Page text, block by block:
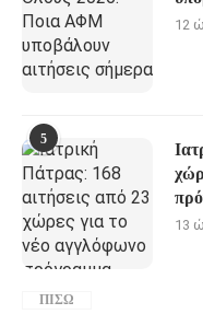
12
5
13
ΠΊΣΩ